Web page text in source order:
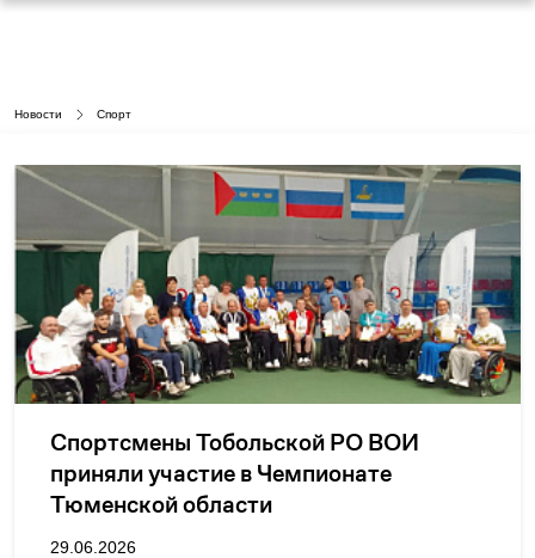
Новости Спорт
Спортсмены Тобольской РО ВОИ
приняли участие в Чемпионате
Тюменской области
29.06.2026